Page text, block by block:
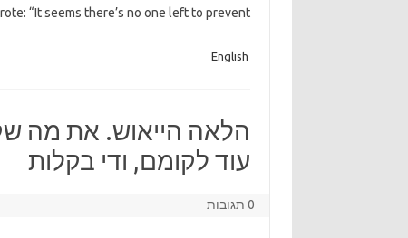
“It seems there’s no one left to prevent
English
הלאה הייאוש. את מה
עוד לקומם, ודי בקלות
0 תגובות